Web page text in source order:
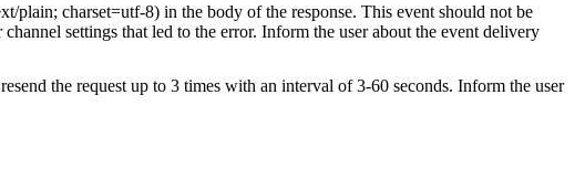
plain; charset=utf-8) in the body of the response. This event should not be
settings that led to the error. Inform the user about the event delivery
the request up to 3 times with an interval of 3-60 seconds. Inform the user